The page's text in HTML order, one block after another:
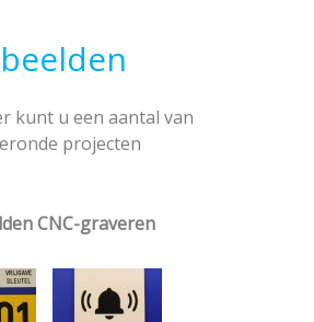
kunt u een aantal van
projecten
CNC-graveren